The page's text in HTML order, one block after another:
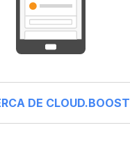
DE CLOUD.BOOST